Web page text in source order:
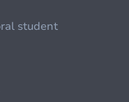
student